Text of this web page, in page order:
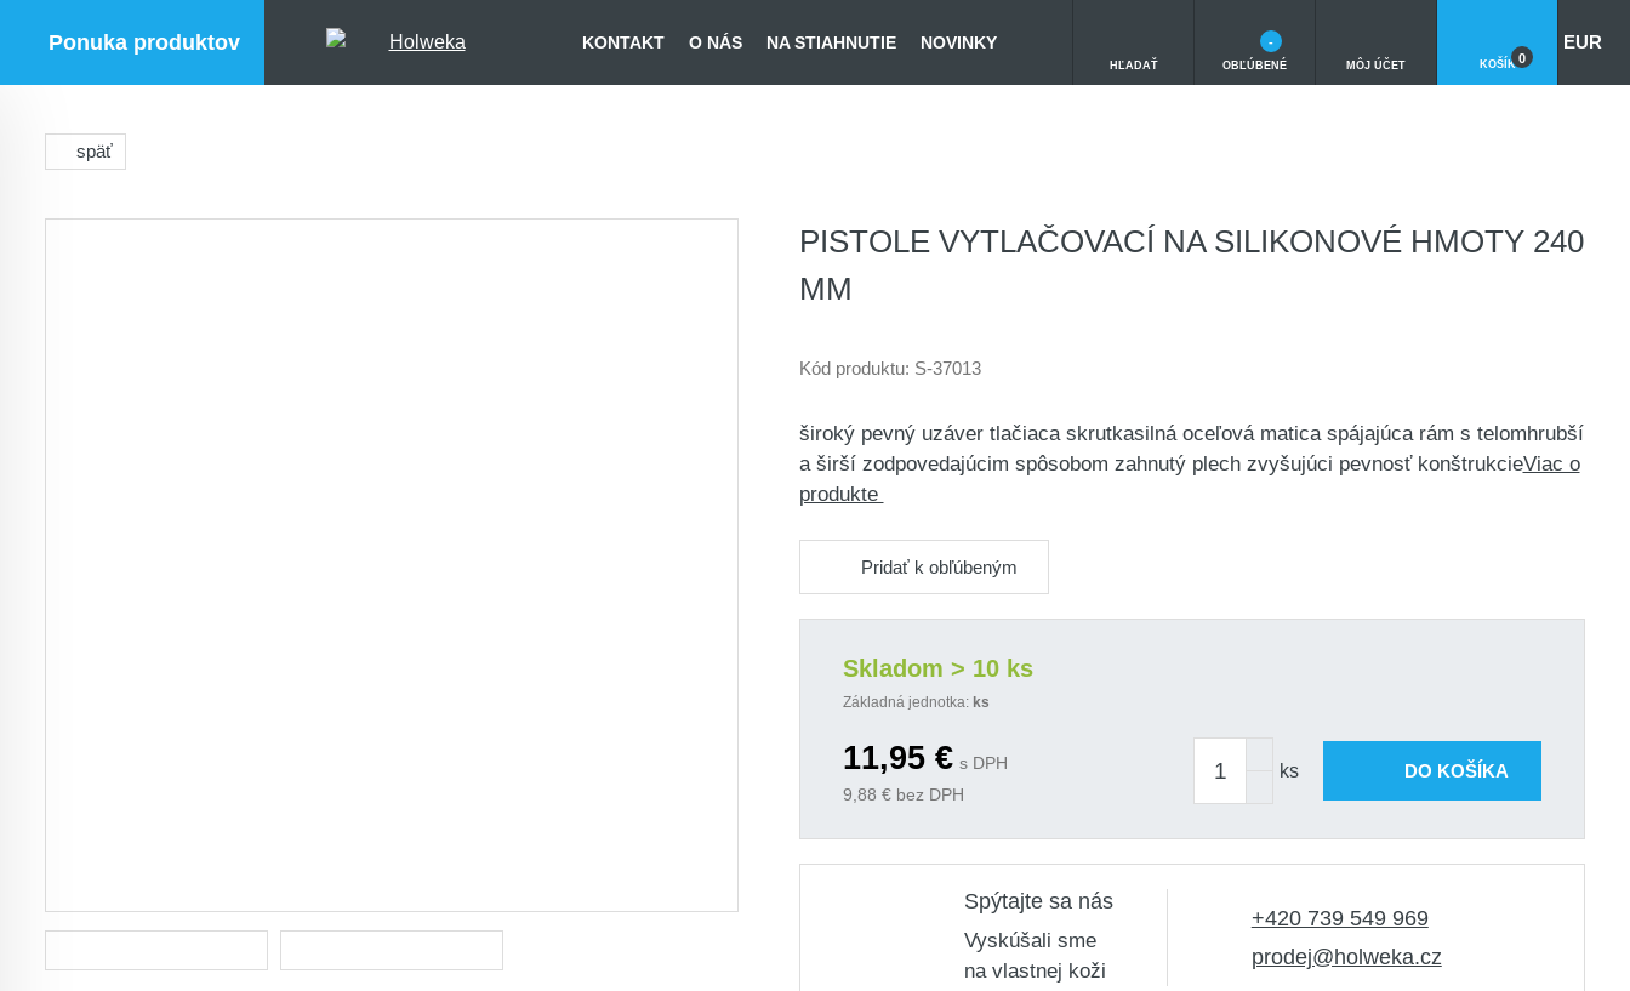
Ponuka produktov KONTAKT O NÁS NA STIAHNUTIE NOVINKY
HĽADAŤ OBĽÚBENÉ
-
MÔJ ÚČET KOŠÍK 0
EUR
späť
PISTOLE VYTLAČOVACÍ NA SILIKONOVÉ HMOTY 240
MM
Kód produktu: S-37013
široký pevný uzáver tlačiaca skrutkasilná oceľová matica spájajúca rám s telomhrubší
a širší zodpovedajúcim spôsobom zahnutý plech zvyšujúci pevnosť konštrukcieViac o
produkte
Pridať k obľúbeným
Skladom > 10 ks
Základná jednotka: ks
11,95€ s DPH
9,88 € bez DPH
ks DO KOŠÍKA
Spýtajte sa nás
Vyskúšali sme
na vlastnej koži
+420 739 549 969
prodej@holweka.cz